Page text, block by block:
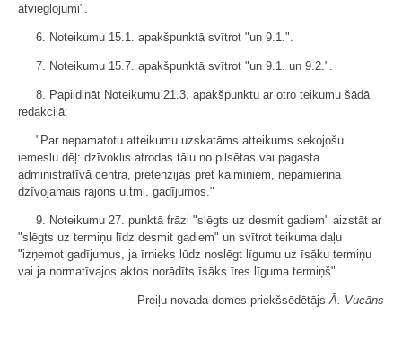
atvieglojumi".
6. Noteikumu 15.1. apakšpunktā svītrot "un 9.1.".
7. Noteikumu 15.7. apakšpunktā svītrot "un 9.1. un 9.2.".
8. Papildināt Noteikumu 21.3. apakšpunktu ar otro teikumu šādā
redakcijā:
"Par nepamatotu atteikumu uzskatāms atteikums sekojošu
iemeslu dēļ: dzīvoklis atrodas tālu no pilsētas vai pagasta
administratīvā centra, pretenzijas pret kaimiņiem, nepamierina
dzīvojamais rajons u.tml. gadījumos."
9. Noteikumu 27. punktā frāzi "slēgts uz desmit gadiem" aizstāt ar
"slēgts uz termiņu līdz desmit gadiem" un svītrot teikuma daļu
"izņemot gadījumus, ja īrnieks lūdz noslēgt līgumu uz īsāku termiņu
vai ja normatīvajos aktos norādīts īsāks īres līguma termiņš".
Preiļu novada domes priekšsēdētājs Ā. Vucāns